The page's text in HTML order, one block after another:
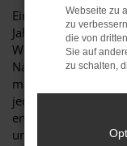
Ein Kompromiss?
Jahreswagen für
Welt der Neuwagen
Name bereits sagt,
maximal ein Jahr
jeder Seat Ibiza
entstammt und
und ganz einem
Webseite zu
zu
die von
Sie auf
zu schalten,